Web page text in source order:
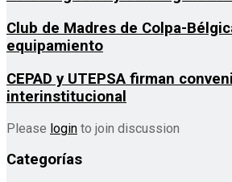
Club de Madres de Colpa-
equipamiento
CEPAD y UTEPSA firman
interinstitucional
Please login to join discussion
Categorías